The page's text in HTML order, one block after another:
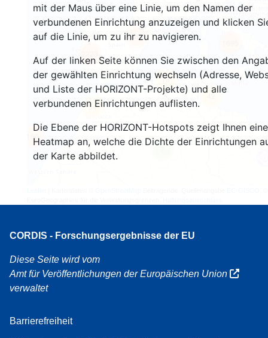
mit der Maus über eine Linie, um den Namen der
verbundenen Einrichtung anzuzeigen und klicken
auf die Linie, um zu ihr zu navigieren.
Auf der linken Seite können Sie zwischen den
der gewählten Einrichtung wechseln (Adresse,
und Liste der HORIZONT-Projekte) und alle
verbundenen Einrichtungen auflisten.
Die Ebene der HORIZONT-Hotspots zeigt Ihnen eine
Heatmap an, welche die Dichte der Einrichtungen
der Karte abbildet.
54
160
42
13
5896
CORDIS - Forschungsergebnisse der EU
Diese Seite wird vom
Amt für Veröffentlichungen der Europäischen Union
verwaltet
Barrierefreiheit